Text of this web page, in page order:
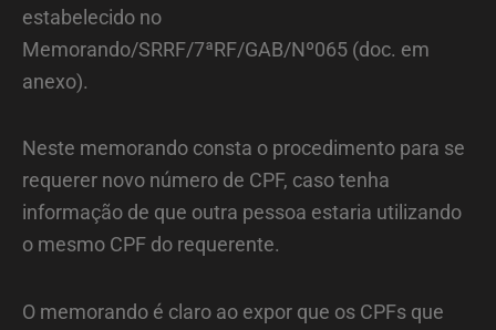
estabelecido no
Memorando/SRRF/7ªRF/GAB/Nº065 (doc. em
anexo).
Neste memorando consta o procedimento para se
requerer novo número de CPF, caso tenha
informação de que outra pessoa estaria utilizando
o mesmo CPF do requerente.
O memorando é claro ao expor que os CPFs que